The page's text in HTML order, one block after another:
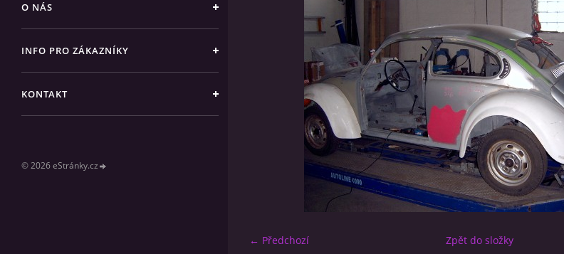
O NÁS
INFO PRO ZÁKAZNÍKY
KONTAKT
© 2026 eStránky.cz
← Předchozí Zpět do složky